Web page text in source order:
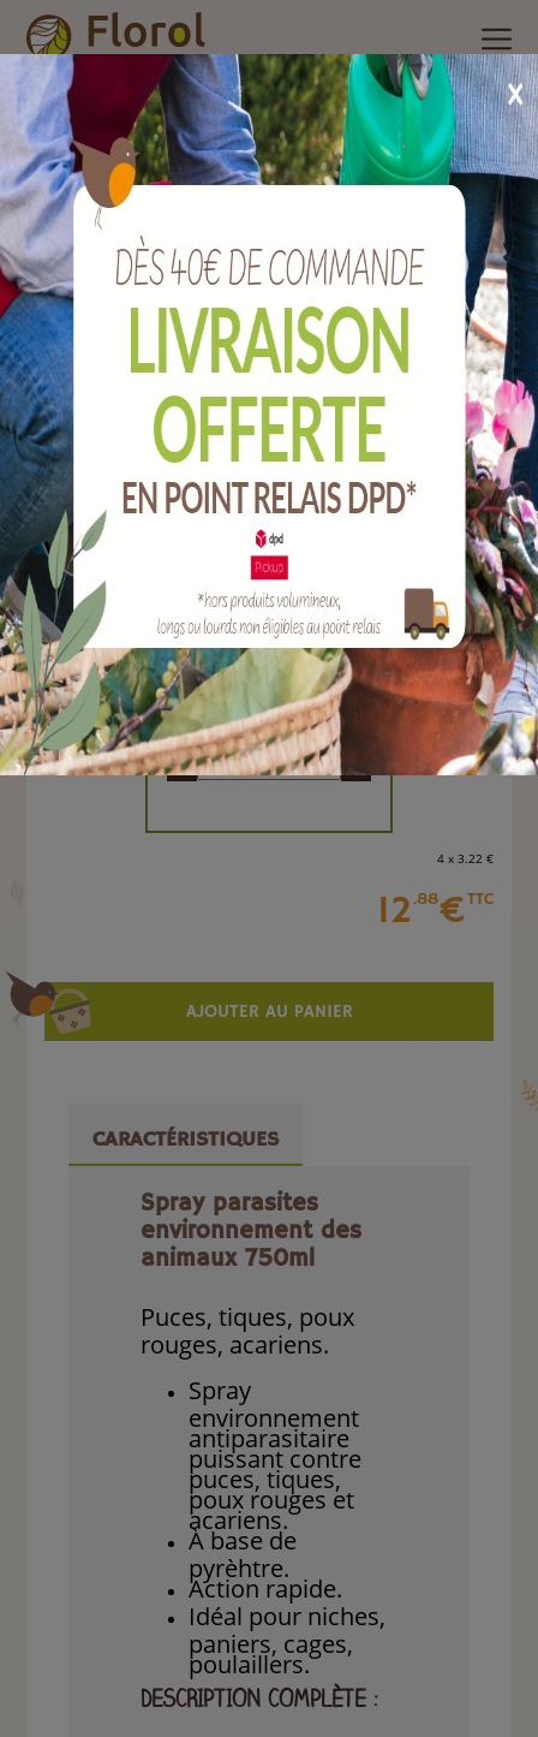
Accueil Nos produits /Environnement des animaux /Basse
cour / Spray parasites environnement des animaux 750ml
Spray parasites environnement des
animaux 750ml
Ref : IN-PYR-50004
EAN :
Marque :
ARMOSA PROTECTA
Quantité :
Unité
- +
4 x 3.22 €
12.88€TTC
AJOUTER AU PANIER
CARACTÉRISTIQUES
Spray parasites
environnement des
animaux 750ml
Puces, tiques, poux
rouges, acariens.
Spray
environnement
antiparasitaire
puissant contre
puces, tiques,
poux rouges et
acariens.
À base de
pyrèhtre.
Action rapide.
Idéal pour niches,
paniers, cages,
poulaillers.
DESCRIPTION COMPLÈTE :